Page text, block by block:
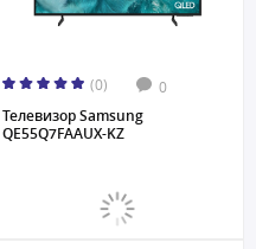
(0) 0
Телевизор Samsung
QE55Q7FAAUX-KZ